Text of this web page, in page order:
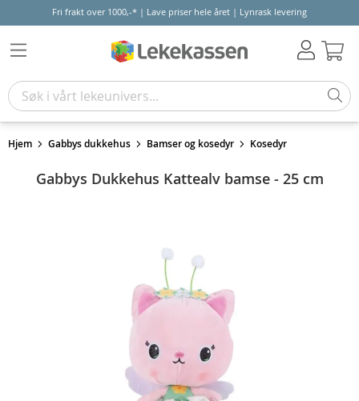
Fri frakt over 1000,-* | Lave priser hele året | Lynrask levering
Hjem Gabbys dukkehus Bamser og kosedyr Kosedyr
Gabbys Dukkehus Kattealv bamse - 25 cm